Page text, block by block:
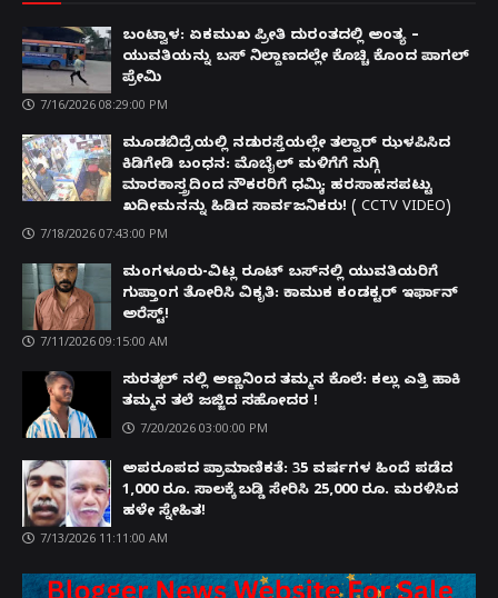
ಬಂಟ್ವಾಳ: ಏಕಮುಖ ಪ್ರೀತಿ ದುರಂತದಲ್ಲಿ ಅಂತ್ಯ –
ಯುವತಿಯನ್ನು ಬಸ್ ನಿಲ್ದಾಣದಲ್ಲೇ ಕೊಚ್ಚಿ ಕೊಂದ ಪಾಗಲ್
ಪ್ರೇಮಿ
7/16/2026 08:29:00 PM
ಮೂಡಬಿದ್ರೆಯಲ್ಲಿ ನಡುರಸ್ತೆಯಲ್ಲೇ ತಲ್ವಾರ್ ಝಳಪಿಸಿದ
ಕಿಡಿಗೇಡಿ ಬಂಧನ: ಮೊಬೈಲ್ ಮಳಿಗೆಗೆ ನುಗ್ಗಿ
ಮಾರಕಾಸ್ತ್ರದಿಂದ ನೌಕರರಿಗೆ ಧಮ್ಕಿ; ಹರಸಾಹಸಪಟ್ಟು
ಖದೀಮನನ್ನು ಹಿಡಿದ ಸಾರ್ವಜನಿಕರು! ( CCTV VIDEO)
7/18/2026 07:43:00 PM
ಮಂಗಳೂರು-ವಿಟ್ಲ ರೂಟ್ ಬಸ್‌ನಲ್ಲಿ ಯುವತಿಯರಿಗೆ
ಗುಪ್ತಾಂಗ ತೋರಿಸಿ ವಿಕೃತಿ: ಕಾಮುಕ ಕಂಡಕ್ಟರ್ ಇರ್ಫಾನ್
ಅರೆಸ್ಟ್!
7/11/2026 09:15:00 AM
ಸುರತ್ಕಲ್ ನಲ್ಲಿ ಅಣ್ಣನಿಂದ ತಮ್ಮನ ಕೊಲೆ: ಕಲ್ಲು ಎತ್ತಿ ಹಾಕಿ
ತಮ್ಮನ ತಲೆ ಜಜ್ಜಿದ ಸಹೋದರ !
7/20/2026 03:00:00 PM
ಅಪರೂಪದ ಪ್ರಾಮಾಣಿಕತೆ: 35 ವರ್ಷಗಳ ಹಿಂದೆ ಪಡೆದ
1,000 ರೂ. ಸಾಲಕ್ಕೆ ಬಡ್ಡಿ ಸೇರಿಸಿ 25,000 ರೂ. ಮರಳಿಸಿದ
ಹಳೇ ಸ್ನೇಹಿತ!
7/13/2026 11:11:00 AM